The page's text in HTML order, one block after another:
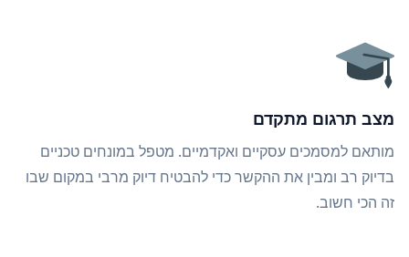
מצב תרגום מתקדם
מותאם למסמכים עסקיים ואקדמיים. מטפל במונחים טכניים
בדיוק רב ומבין את ההקשר כדי להבטיח דיוק מרבי במקום שבו
זה הכי חשוב.